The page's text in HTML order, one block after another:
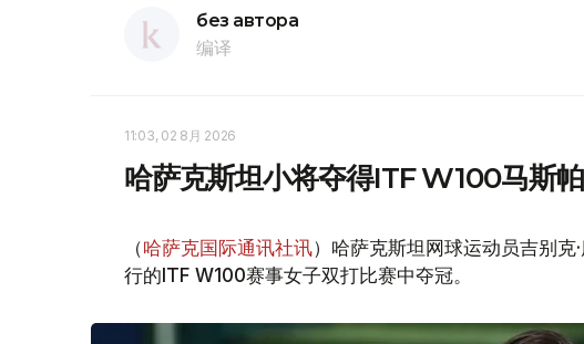
без автора
编译
11:03, 02 8月 2026
哈萨克斯坦小将夺得ITF W100马斯
（哈萨克国际通讯社讯）哈萨克斯坦网球运动员吉别
行的ITF W100赛事女子双打比赛中夺冠。